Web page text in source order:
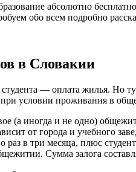
абсолютно
обо всем подробно
в Словакии
— оплата жилья. Но
при условии проживания в
(а иногда и не одно)
от города и учебного
в три месяца, плюс
Сумма залога